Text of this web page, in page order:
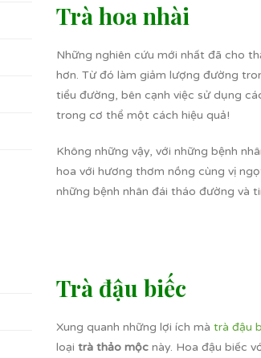
Trà hoa nhài
Những nghiên cứu mới nhất đã cho
hơn. Từ đó làm giảm lượng đường
tiểu đường, bên cạnh việc sử dụng
trong cơ thể một cách hiệu quả!
Không những vậy, với những bệnh
hoa với hương thơm nồng cùng vị
những bệnh nhân đái tháo đường và
Trà đậu biếc
Xung quanh những lợi ích mà trà đậu
loại trà thảo mộc này. Hoa đậu biếc